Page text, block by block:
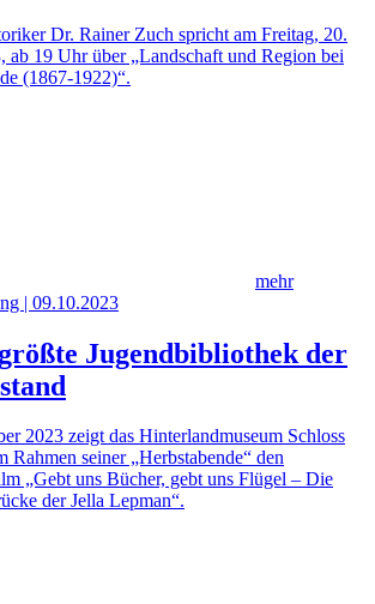
Dr. Rainer Zuch spricht am Freitag, 20.
ab 19 Uhr über „Landschaft und Region bei
(1867-1922)“.
mehr
| 09.10.2023
Jugendbibliothek der
2023 zeigt das Hinterlandmuseum Schloss
Rahmen seiner „Herbstabende“ den
„Gebt uns Bücher, gebt uns Flügel – Die
der Jella Lepman“.